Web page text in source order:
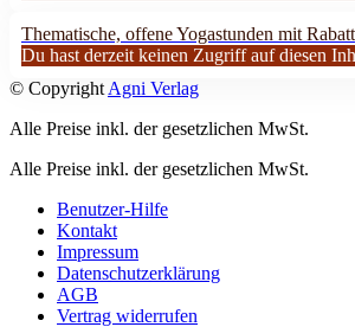
Thematische, offene Yogastunden mit Rabatt
Du hast derzeit keinen Zugriff auf diesen
© Copyright Agni Verlag
Alle Preise inkl. der gesetzlichen MwSt.
Alle Preise inkl. der gesetzlichen MwSt.
Benutzer-Hilfe
Kontakt
Impressum
Datenschutzerklärung
AGB
Vertrag widerrufen